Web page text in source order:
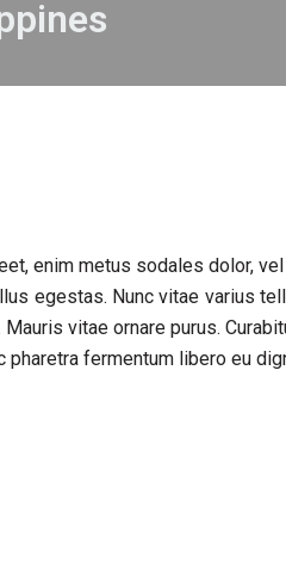
enim metus sodales dolor,
egestas. Nunc vitae varius
vitae ornare purus.
pharetra fermentum libero eu